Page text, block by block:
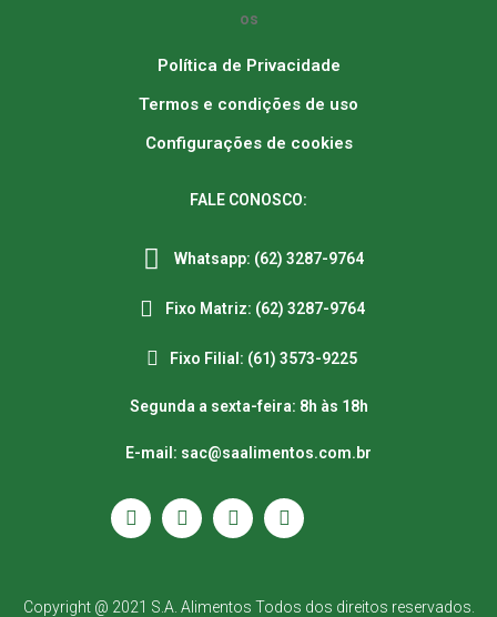
Política de Privacidade
Termos e condições de uso
Configurações de cookies
FALE CONOSCO:
Whatsapp: (62) 3287-9764
Fixo Matriz: (62) 3287-9764
Fixo Filial: (61) 3573-9225
Segunda a sexta-feira: 8h às 18h
E-mail: sac@saalimentos.com.br
Copyright @ 2021 S.A. Alimentos Todos dos direitos reservados.